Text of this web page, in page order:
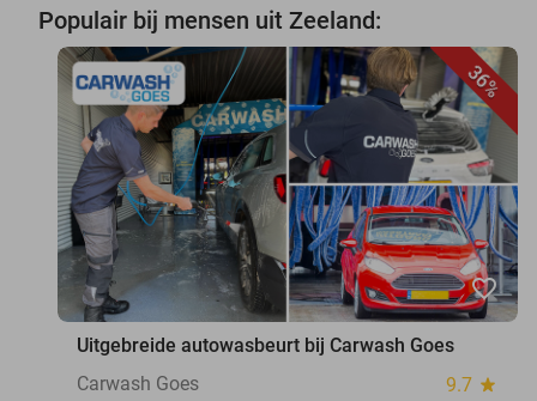
Populair bij mensen uit Zeeland:
36%
favorite_border
Uitgebreide autowasbeurt bij Carwash Goes
Carwash Goes
9.7 star